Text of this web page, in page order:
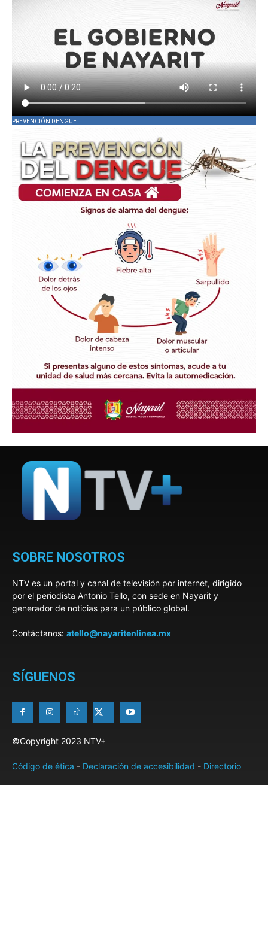
PREVENCIÓN DENGUE
SOBRE NOSOTROS
NTV es un portal y canal de televisión por internet, dirigido
por el periodista Antonio Tello, con sede en Nayarit y
generador de noticias para un público global.
Contáctanos: atello@nayaritenlinea.mx
SÍGUENOS
©Copyright 2023 NTV+
Código de ética - Declaración de accesibilidad - Directorio